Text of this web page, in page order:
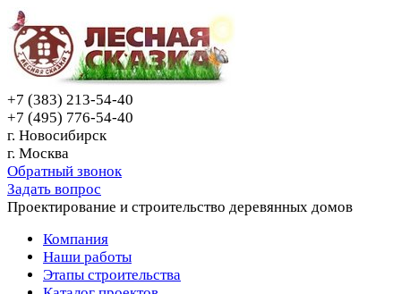
+7 (383) 213-54-40
+7 (495) 776-54-40
г. Новосибирск
г. Москва
Обратный звонок
Задать вопрос
Проектирование и строительство деревянных домов
Компания
Наши работы
Этапы строительства